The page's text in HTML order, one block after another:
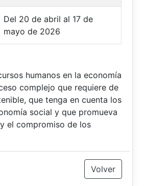
Del 20 de abril al 17 de
mayo de 2026
humanos en la economía
complejo que requiere de
que tenga en cuenta los
social y que promueva
el compromiso de los
Volver